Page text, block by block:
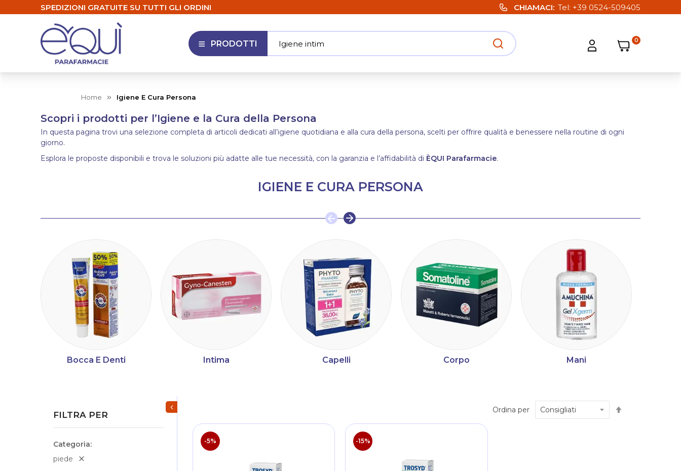
SPEDIZIONI GRATUITE SU TUTTI GLI ORDINI CHIAMACI Tel: +39 0524-509405
APRI MENU
PRODOTTI Apri ricerca
Igiene intima
Apri strumenti utente
Carrello
Carrello
0
Home Igiene E Cura Persona
Scopri i prodotti per l’Igiene e la Cura della Persona
In questa pagina trovi una selezione completa di articoli dedicati all’igiene quotidiana e alla cura della persona, scelti per offrire qualità e benessere nella routine di ogni
giorno.
Esplora le proposte disponibili e trova le soluzioni più adatte alle tue necessità, con la garanzia e l’affidabilità di ÈQUI Parafarmacie.
IGIENE E CURA PERSONA
Bocca E Denti Intima Capelli Corpo Mani
Ordina per
-5% -15%
FILTRA PER
Categoria
piede
Mostra/Nascondi filtri